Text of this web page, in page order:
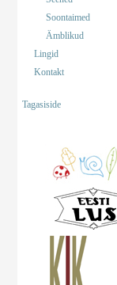
Soontaimed
Ämblikud
Lingid
Kontakt
Tagasiside